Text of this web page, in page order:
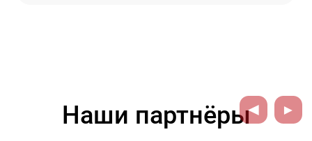
Наши партнёры